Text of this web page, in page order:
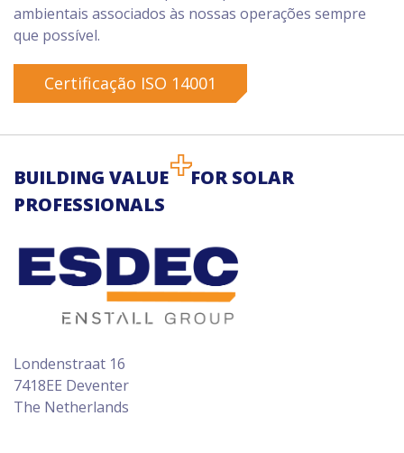
ambientais associados às nossas operações sempre
que possível.
Certificação ISO 14001
BUILDING VALUE
FOR SOLAR
PROFESSIONALS
Londenstraat 16
7418EE Deventer
The Netherlands